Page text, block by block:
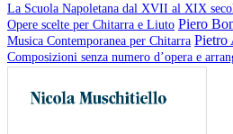
La Scuola Napoletana dal XVII al XIX
Opere scelte per Chitarra e Liuto Piero
Musica Contemporanea per Chitarra Pietro
Composizioni senza numero d’opera e